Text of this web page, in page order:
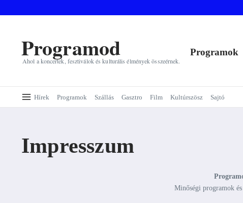
Programod
Ahol a koncertek, fesztiválok és kulturális élmények összeérnek.
Programok
Hírek Programok Szállás Gasztro Film Kultúrszösz Sajtó
Impresszum
Minőségi programok